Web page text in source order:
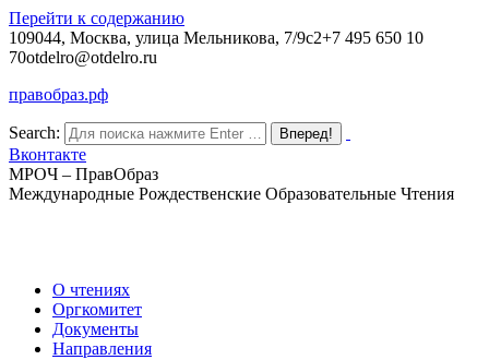
Перейти к содержанию
109044, Москва, улица Мельникова, 7/9с2+7 495 650 10
70otdelro@otdelro.ru
правобраз.рф
Search:
Вконтакте
МРОЧ – ПравОбраз
Международные Рождественские Образовательные Чтения
О чтениях
Оргкомитет
Документы
Направления